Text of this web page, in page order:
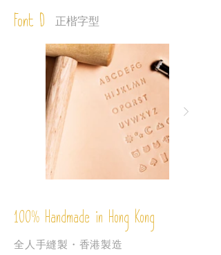
Font D 正楷字型
100% Handmade in Hong Kong
全人手縫製・香港製造